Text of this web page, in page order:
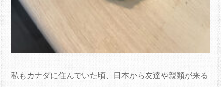
私もカナダに住んでいた頃、日本から友達や親類が来る